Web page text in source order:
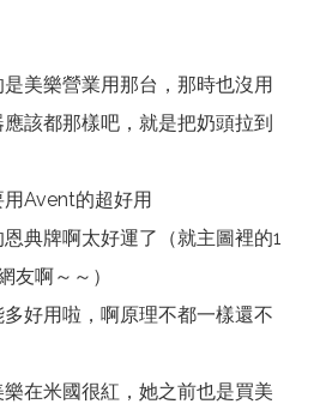
美樂營業用那台，那時也沒用
該都那樣吧，就是把奶頭拉到
Avent的超好用
典牌啊太好運了（就主圖裡的1
友啊～～）
好用啦，啊原理不都一樣還不
在米國很紅，她之前也是買美